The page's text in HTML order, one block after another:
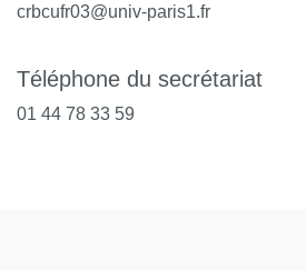
crbcufr03@univ-paris1.fr
Téléphone du secrétariat
01 44 78 33 59